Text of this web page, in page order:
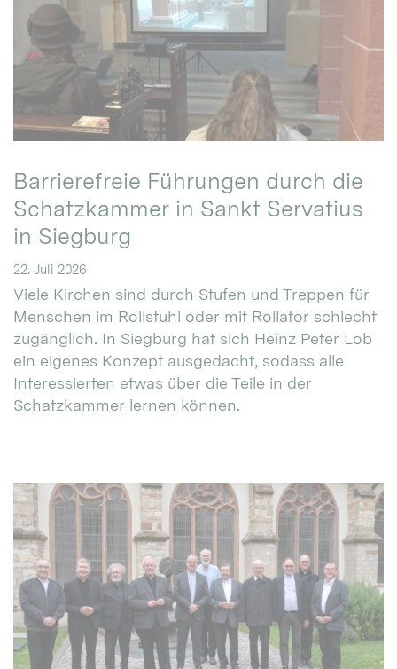
Barrierefreie Führungen durch die
Schatzkammer in Sankt Servatius
in Siegburg
22. Juli 2026
Viele Kirchen sind durch Stufen und Treppen für
Menschen im Rollstuhl oder mit Rollator schlecht
zugänglich. In Siegburg hat sich Heinz Peter Lob
ein eigenes Konzept ausgedacht, sodass alle
Interessierten etwas über die Teile in der
Schatzkammer lernen können.